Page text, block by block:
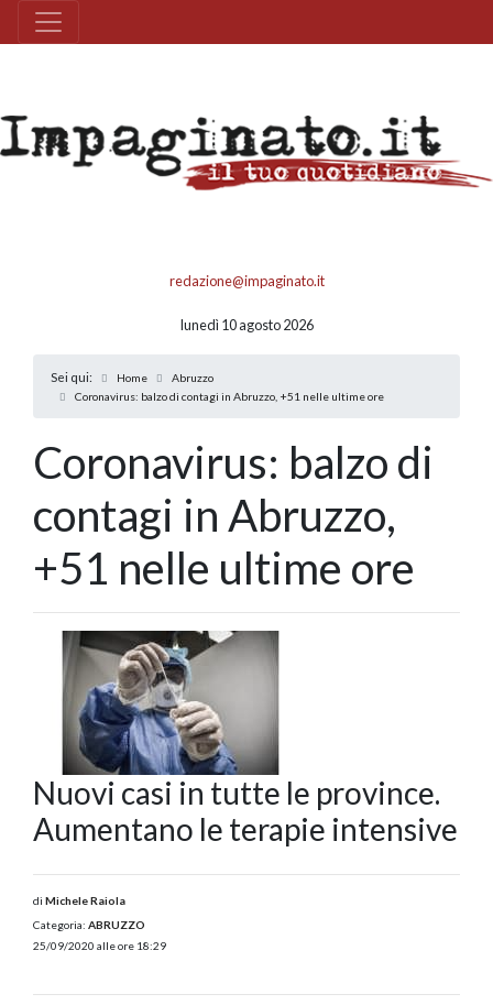
redazione@impaginato.it
lunedì 10 agosto 2026
Sei qui: Home
Abruzzo
Coronavirus: balzo di contagi in Abruzzo, +51 nelle ultime ore
Coronavirus: balzo di
contagi in Abruzzo,
+51 nelle ultime ore
Nuovi casi in tutte le province.
Aumentano le terapie intensive
di Michele Raiola
Categoria: ABRUZZO
25/09/2020 alle ore 18:29